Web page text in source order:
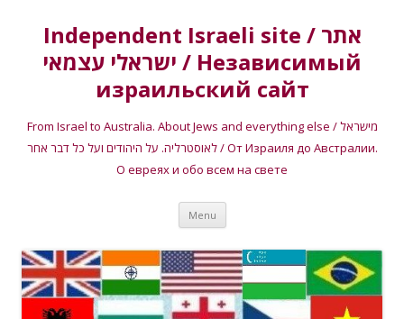
Independent Israeli site / אתר
ישראלי עצמאי / Независимый
израильский сайт
From Israel to Australia. About Jews and everything else / מישראל
לאוסטרליה. על היהודים ועל כל דבר אחר / От Израиля до Австралии.
О евреях и обо всем на свете
Menu Skip
content